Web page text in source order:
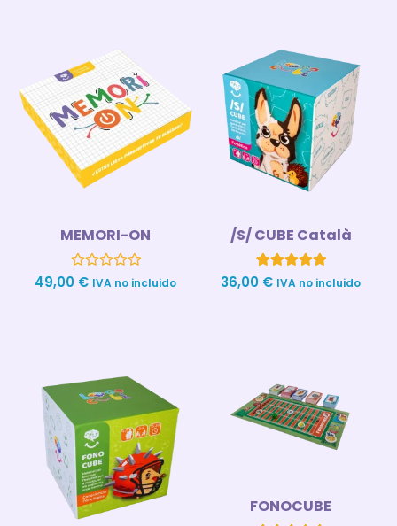
MEMORI-ON
Valorado
con
49,00 € IVA no incluido
/S/ CUBE Català
Valorado con
5.00
1
36,00 € IVA no incluido
FONOCUBE